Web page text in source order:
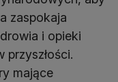
zaspokaja
i opieki
przyszłości.
mające